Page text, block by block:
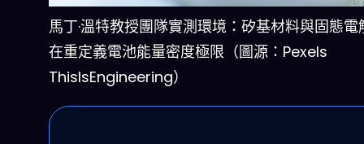
馬丁·溫特教授團隊實測環境：矽基材料與固態電
在重定義電池能量密度極限（圖源：Pexels
ThisIsEngineering）